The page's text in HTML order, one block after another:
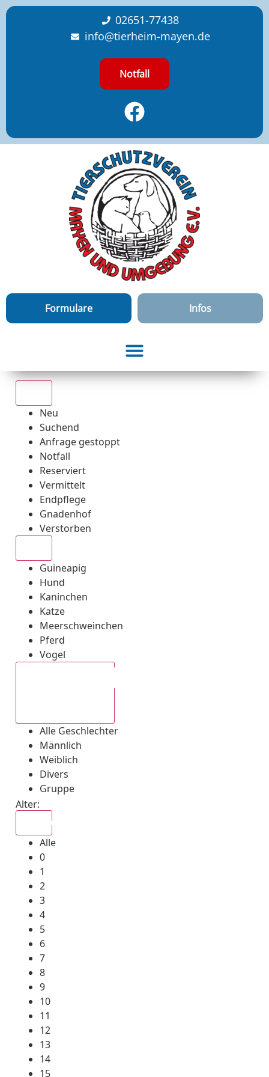
content
02651-77438
info@tierheim-mayen.de
Notfall
Formulare Infos
Neu
Suchend
Anfrage gestoppt
Notfall
Reserviert
Vermittelt
Endpflege
Gnadenhof
Verstorben
Guineapig
Hund
Kaninchen
Katze
Meerschweinchen
Pferd
Vogel
Alle Geschlechter
Männlich
Weiblich
Divers
Gruppe
Alter:
Alle
0
1
2
3
4
5
6
7
8
9
10
11
12
13
14
15